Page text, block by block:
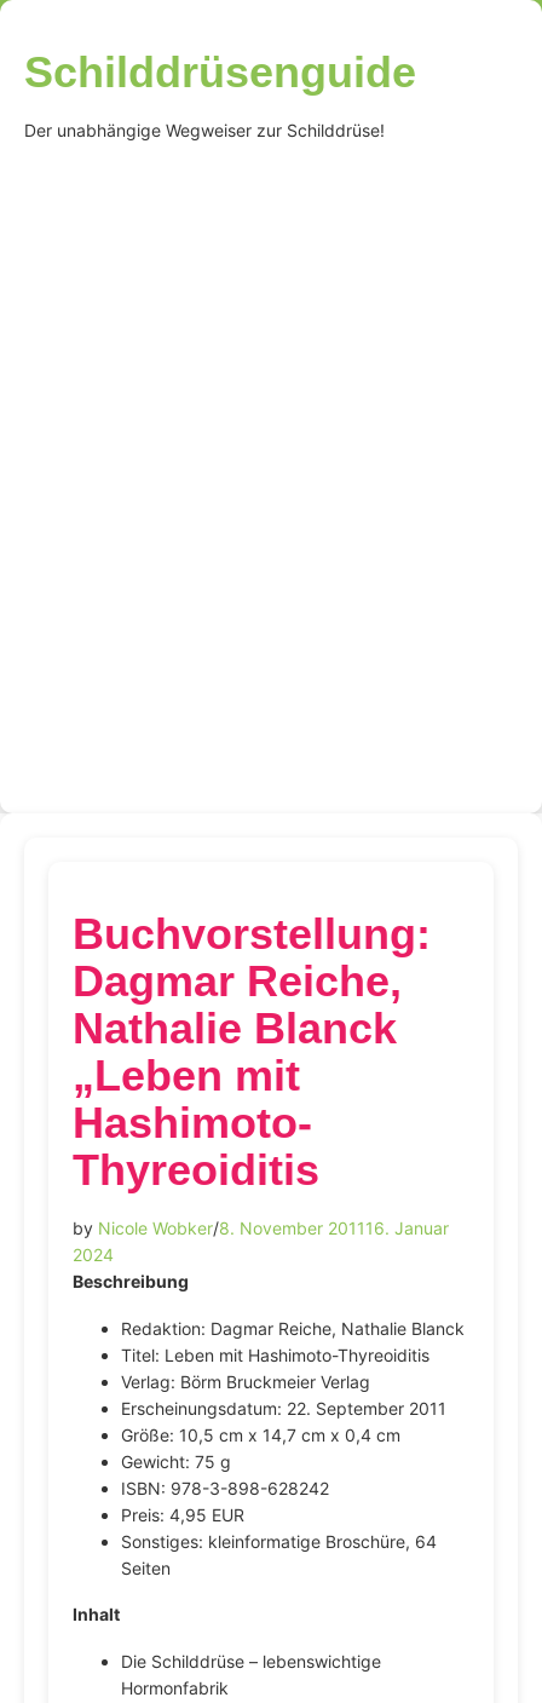
Schilddrüsenguide
Der unabhängige Wegweiser zur Schilddrüse!
Buchvorstellung:
Dagmar Reiche,
Nathalie Blanck
„Leben mit
Hashimoto-
Thyreoiditis
by Nicole Wobker/8. November 201116. Januar
2024
Beschreibung
Redaktion: Dagmar Reiche, Nathalie Blanck
Titel: Leben mit Hashimoto-Thyreoiditis
Verlag: Börm Bruckmeier Verlag
Erscheinungsdatum: 22. September 2011
Größe: 10,5 cm x 14,7 cm x 0,4 cm
Gewicht: 75 g
ISBN: 978-3-898-628242
Preis: 4,95 EUR
Sonstiges: kleinformatige Broschüre, 64
Seiten
Inhalt
Die Schilddrüse – lebenswichtige
Hormonfabrik